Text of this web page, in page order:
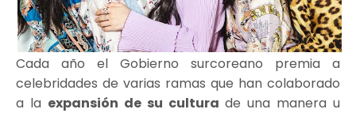
Cada año el Gobierno surcoreano premia a
celebridades de varias ramas que han colaborado
a la expansión de su cultura de una manera u